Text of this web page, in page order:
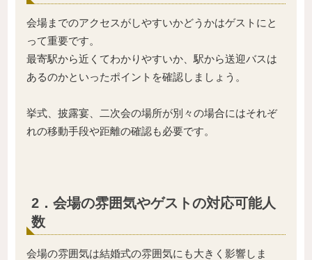
会場までのアクセスがしやすいかどうかはゲストにと
って重要です。
最寄駅から近くてわかりやすいか、駅から送迎バスは
あるのかといったポイントを確認しましょう。
挙式、披露宴、二次会の場所が別々の場合にはそれぞ
れの移動手段や距離の確認も必要です。
2．会場の雰囲気やゲストの対応可能人
数
会場の雰囲気は結婚式の雰囲気にも大きく影響しま